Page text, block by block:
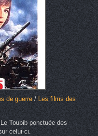
de guerre/ Les films des
Toubib ponctuée des
celui-ci.